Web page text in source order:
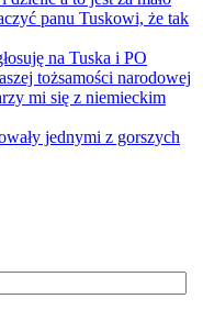
panu Tuskowi, że tak
na Tuska i PO
tożsamości narodowej
mi się z niemieckim
jednymi z gorszych